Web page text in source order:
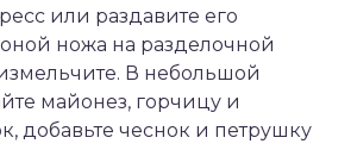
или раздавите его
ножа на разделочной
В небольшой
майонез, горчицу и
добавьте чеснок и петрушку